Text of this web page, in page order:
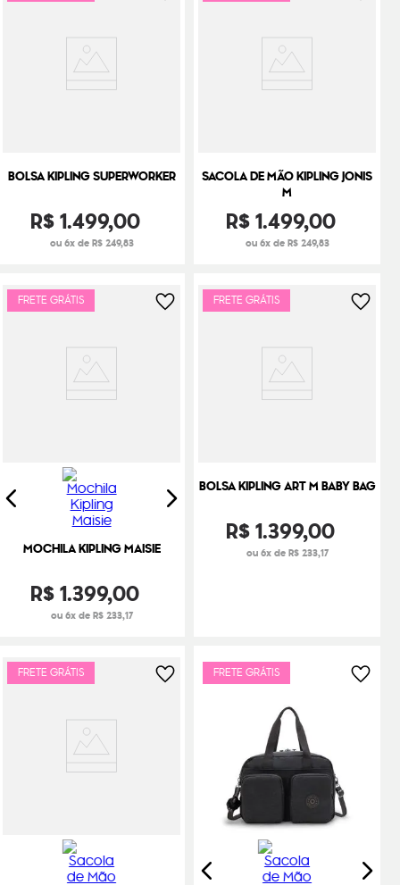
BOLSA KIPLING SUPERWORKER
R$1.499,00
ou 6x de R$ 249,83
SACOLA DE MÃO KIPLING JONIS
M
R$1.499,00
ou 6x de R$ 249,83
FRETE GRÁTIS
MOCHILA KIPLING MAISIE
R$1.399,00
ou 6x de R$ 233,17
FRETE GRÁTIS
BOLSA KIPLING ART M BABY BAG
R$1.399,00
ou 6x de R$ 233,17
FRETE GRÁTIS FRETE GRÁTIS